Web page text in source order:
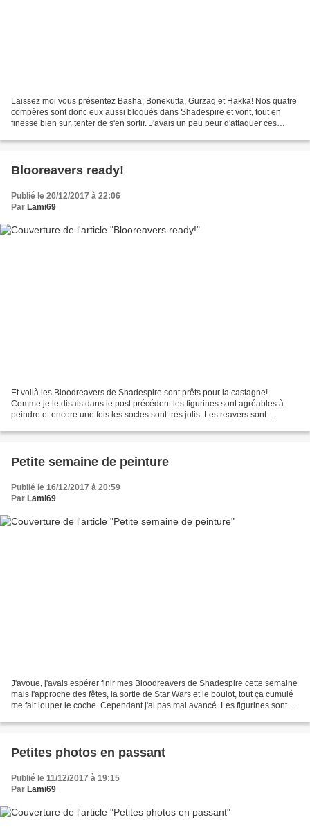
Laissez moi vous présentez Basha, Bonekutta, Gurzag et Hakka! Nos quatre
compères sont donc eux aussi bloqués dans Shadespire et vont, tout en
finesse bien sur, tenter de s'en sortir. J'avais un peu peur d'attaquer ces
Blooreavers ready!
Publié le 20/12/2017 à 22:06
Par Lami69
Et voilà les Bloodreavers de Shadespire sont prêts pour la castagne!
Comme je le disais dans le post précédent les figurines sont agréables à
peindre et encore une fois les socles sont très jolis. Les reavers sont
Petite semaine de peinture
Publié le 16/12/2017 à 20:59
Par Lami69
J'avoue, j'avais espérer finir mes Bloodreavers de Shadespire cette semaine
mais l'approche des fêtes, la sortie de Star Wars et le boulot, tout ça cumulé
me fait louper le coche. Cependant j'ai pas mal avancé. Les figurines sont de
Petites photos en passant
Publié le 11/12/2017 à 19:15
Par Lami69